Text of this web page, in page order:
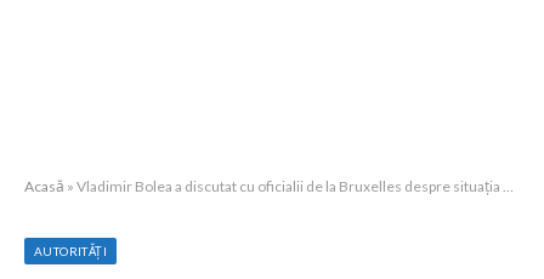
Acasă » Vladimir Bolea a discutat cu oficialii de la Bruxelles despre situația sectorului agricol
AUTORITĂȚI